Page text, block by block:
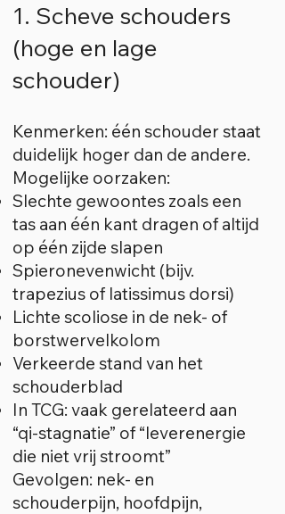
1. Scheve schouders
(hoge en lage
schouder)
Kenmerken: één schouder staat
duidelijk hoger dan de andere.
Mogelijke oorzaken:
Slechte gewoontes zoals een
tas aan één kant dragen of altijd
op één zijde slapen
Spieronevenwicht (bijv.
trapezius of latissimus dorsi)
Lichte scoliose in de nek- of
borstwervelkolom
Verkeerde stand van het
schouderblad
In TCG: vaak gerelateerd aan
“qi-stagnatie” of “leverenergie
die niet vrij stroomt”
Gevolgen: nek- en
schouderpijn, hoofdpijn,